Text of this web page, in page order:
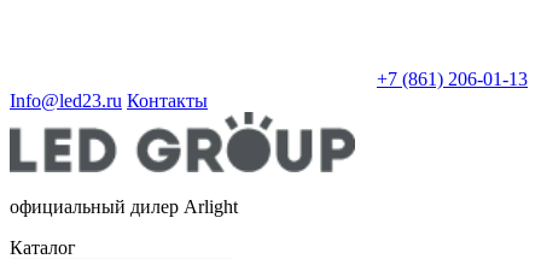
+7 (861) 206-01-13
Info@led23.ru Контакты
официальный дилер Arlight
Каталог